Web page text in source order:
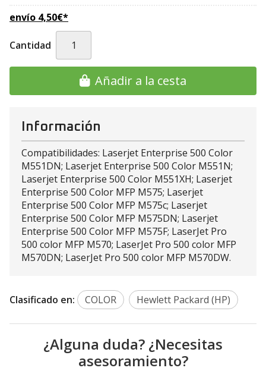
envío 4,50€*
Cantidad
Añadir a la cesta
Información
Compatibilidades: Laserjet Enterprise 500 Color
M551DN; Laserjet Enterprise 500 Color M551N;
Laserjet Enterprise 500 Color M551XH; Laserjet
Enterprise 500 Color MFP M575; Laserjet
Enterprise 500 Color MFP M575c; Laserjet
Enterprise 500 Color MFP M575DN; Laserjet
Enterprise 500 Color MFP M575F; LaserJet Pro
500 color MFP M570; LaserJet Pro 500 color MFP
M570DN; LaserJet Pro 500 color MFP M570DW.
Clasificado en: COLOR Hewlett Packard (HP)
¿Alguna duda? ¿Necesitas
asesoramiento?